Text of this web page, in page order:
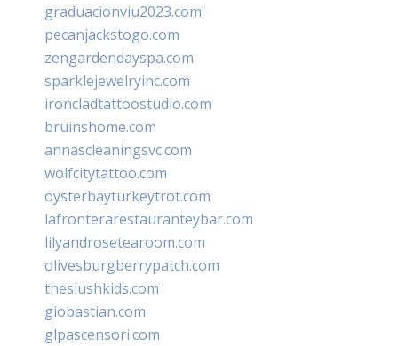
graduacionviu2023.com
pecanjackstogo.com
zengardendayspa.com
sparklejewelryinc.com
ironcladtattoostudio.com
bruinshome.com
annascleaningsvc.com
wolfcitytattoo.com
oysterbayturkeytrot.com
lafronterarestauranteybar.com
lilyandrosetearoom.com
olivesburgberrypatch.com
theslushkids.com
giobastian.com
glpascensori.com